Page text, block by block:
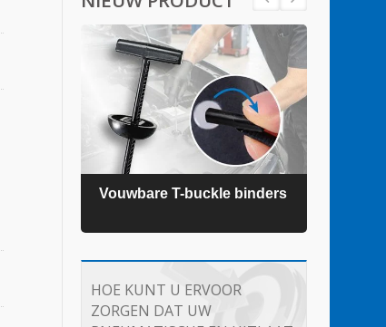
Vouwbare T-buckle binders
HOE KUNT U ERVOOR
ZORGEN DAT UW